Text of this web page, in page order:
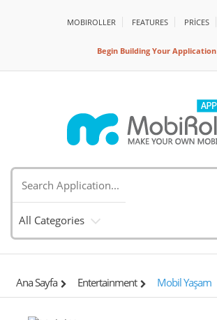
MOBIROLLER FEATURES PRİCES
Begin Building Your Application
All Categories
Ana Sayfa Entertainment Mobil Yaşam